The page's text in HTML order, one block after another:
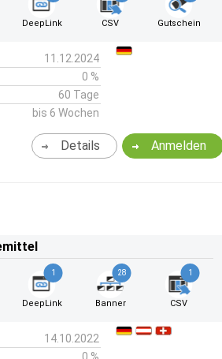
DeepLink CSV Gutschein
11.12.2024
0 %
60 Tage
bis 6 Wochen
Anmelden
Details
1
DeepLink
28
Banner
1
CSV
14.10.2022